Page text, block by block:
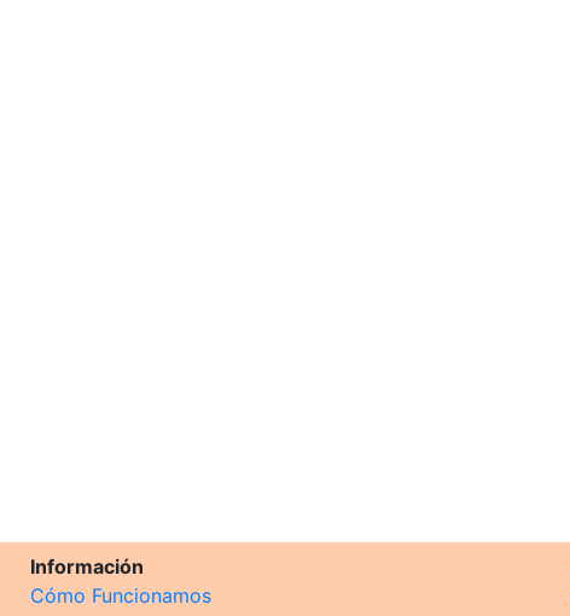
Información
Cómo Funcionamos